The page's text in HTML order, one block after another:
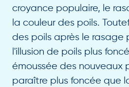
croyance populaire, le
la couleur des poils.
des poils après le rasage
l'illusion de poils plus
émoussée des nouveaux
paraître plus foncée que